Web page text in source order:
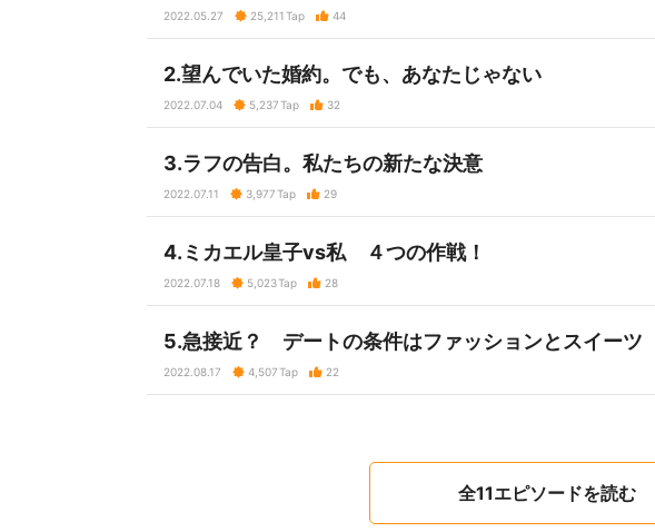
2022.05.27 25,211Tap 44
2.望んでいた婚約。でも、あなたじゃない
2022.07.04 5,237Tap 32
3.ラフの告白。私たちの新たな決意
2022.07.11 3,977Tap 29
4.ミカエル皇子vs私 ４つの作戦！
2022.07.18 5,023Tap 28
5.急接近？️ デートの条件はファッションとスイーツ
2022.08.17 4,507Tap 22
全11エピソードを読む